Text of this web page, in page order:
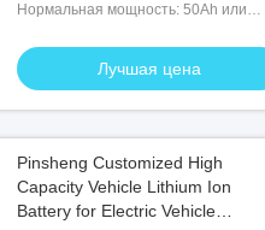
Необязательно
Нормальная мощность: 50Ah или
Лучшая цена
Pinsheng Customized High
Capacity Vehicle Lithium Ion
Battery for Electric Vehicle